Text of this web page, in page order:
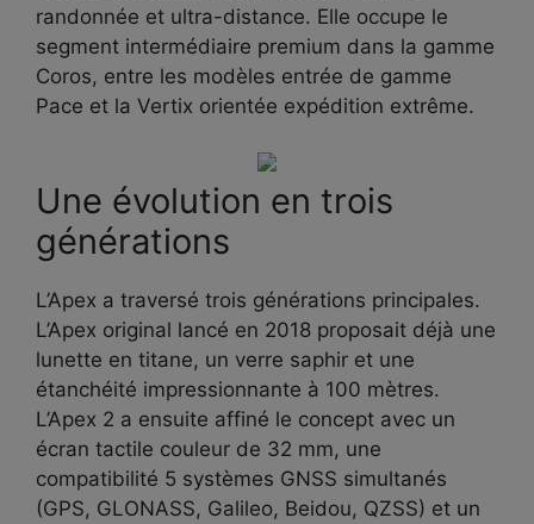
randonnée et ultra-distance. Elle occupe le
segment intermédiaire premium dans la gamme
Coros, entre les modèles entrée de gamme
Pace et la Vertix orientée expédition extrême.
Une évolution en trois
générations
L’Apex a traversé trois générations principales.
L’Apex original lancé en 2018 proposait déjà une
lunette en titane, un verre saphir et une
étanchéité impressionnante à 100 mètres.
L’Apex 2 a ensuite affiné le concept avec un
écran tactile couleur de 32 mm, une
compatibilité 5 systèmes GNSS simultanés
(GPS, GLONASS, Galileo, Beidou, QZSS) et un